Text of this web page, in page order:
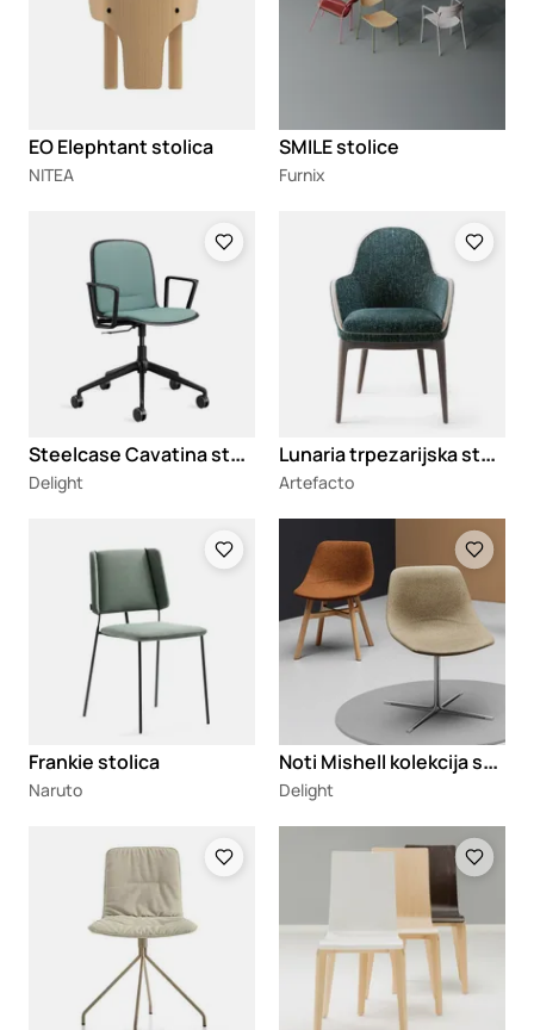
EO Elephtant stolica
NITEA
SMILE stolice
Furnix
S
teelcase Cavatina stolica
Delight
L
unaria trpezarijska stolica
Artefacto
Frankie stolica
Naruto
N
oti Mishell kolekcija stolica i fotelja
Delight